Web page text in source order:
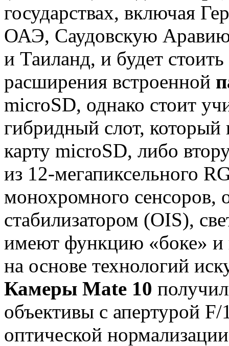
государствах, включая
ОАЭ, Саудовскую
и Таиланд, и будет
расширения встроенной
microSD, однако стоит
гибридный слот, который
карту microSD, либо
из 12-мегапиксельного
монохромного сенсоров,
стабилизатором (OIS),
имеют функцию «боке»
на основе технологий
Камеры Mate 10
объективы с апертурой
оптической